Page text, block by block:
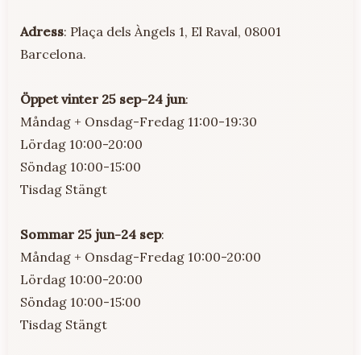
Adress: Plaça dels Àngels 1, El Raval, 08001
Barcelona.
Öppet vinter 25 sep-24 jun:
Måndag + Onsdag-Fredag 11:00-19:30
Lördag 10:00-20:00
Söndag 10:00-15:00
Tisdag Stängt
Sommar 25 jun-24 sep:
Måndag + Onsdag-Fredag 10:00-20:00
Lördag 10:00-20:00
Söndag 10:00-15:00
Tisdag Stängt